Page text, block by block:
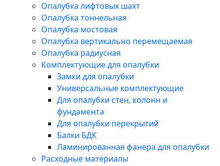
Опалубка лифтовых шахт
Опалубка тоннельная
Опалубка мостовая
Опалубка вертикально перемещаемая
Опалубка радиусная
Комплектующие для опалубки
Замки для опалубки
Универсальные комплектующие
Для опалубки стен, колонн и
фундамента
Для опалубки перекрытий
Балки БДК
Ламинированная фанера для опалубки
Расходные материалы